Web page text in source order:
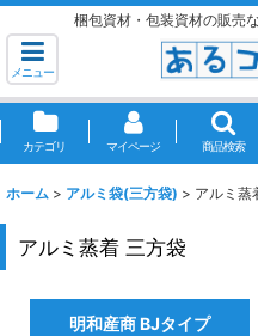
梱包資材・包装資材の販売
メニュー
カテゴリ マイページ 商品検索
ホーム > アルミ袋(三方袋) > アルミ蒸
アルミ蒸着 三方袋
明和産商 BJタイプ